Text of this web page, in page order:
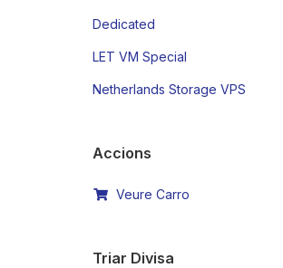
Dedicated
LET VM Special
Netherlands Storage VPS
Accions
Veure Carro
Triar Divisa